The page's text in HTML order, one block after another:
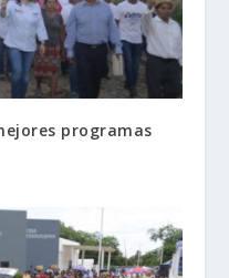
programas